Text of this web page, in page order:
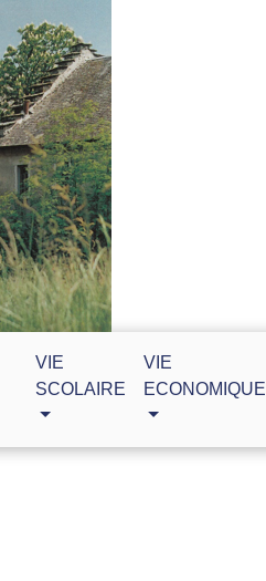
VIE
SCOLAIRE
VIE
ECONOMIQUE